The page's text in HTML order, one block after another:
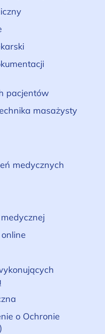
pacjentów
masażysty
medycznych
o Ochronie